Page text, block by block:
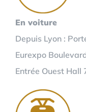
En voiture
Depuis Lyon :
Eurexpo
Entrée Ouest Hall